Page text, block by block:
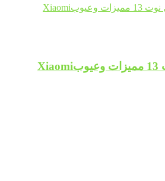
مواصفات ريدمي نوت 13 مميزات وعيوبXiaomi